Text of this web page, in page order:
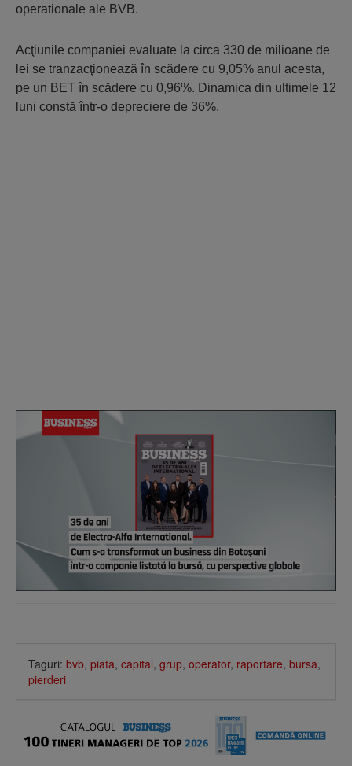
operationale ale BVB.
Acţiunile companiei evaluate la circa 330 de milioane de
lei se tranzacţionează în scădere cu 9,05% anul acesta,
pe un BET în scădere cu 0,96%. Dinamica din ultimele 12
luni constă într-o depreciere de 36%.
Taguri: bvb, piata, capital, grup, operator, raportare, bursa,
pierderi